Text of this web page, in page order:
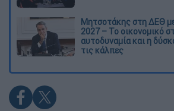
Μητσοτάκης στη ΔΕΘ
2027 – Το οικονομικό
αυτοδυναμία και η
τις κάλπες